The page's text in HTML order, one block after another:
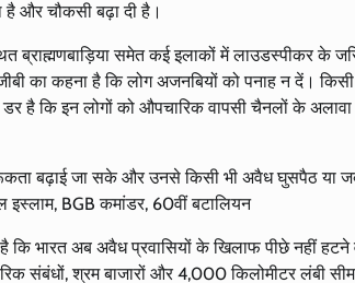
है और चौकसी बढ़ा दी है।
ब्राह्मणबाड़िया समेत कई इलाकों में लाउडस्पीकर के
का कहना है कि लोग अजनबियों को पनाह न दें। किसी
है कि इन लोगों को औपचारिक वापसी चैनलों के अलावा
बढ़ाई जा सके और उनसे किसी भी अवैध घुसपैठ या
BGB कमांडर, 60वीं बटालियन
कि भारत अब अवैध प्रवासियों के खिलाफ पीछे नहीं
संबंधों, श्रम बाजारों और 4,000 किलोमीटर लंबी